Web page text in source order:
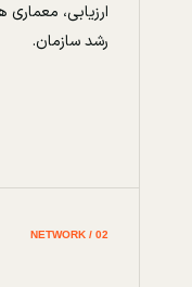
ارزیابی،
رشد سازمان.
02 / NETWORK